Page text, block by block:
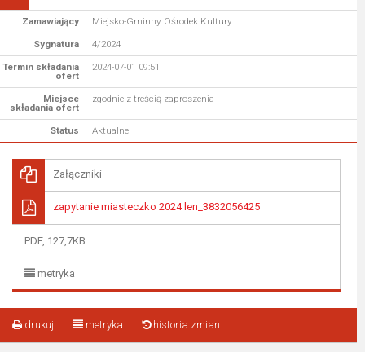
Zamawiający
Miejsko-Gminny Ośrodek Kultury
Sygnatura
4/2024
Termin składania
ofert
2024-07-01 09:51
Miejsce
składania ofert
zgodnie z treścią zaproszenia
Status Aktualne
Załączniki
zapytanie miasteczko 2024 len_3832056425
PDF, 127,7KB
metryka
drukuj metryka historia zmian